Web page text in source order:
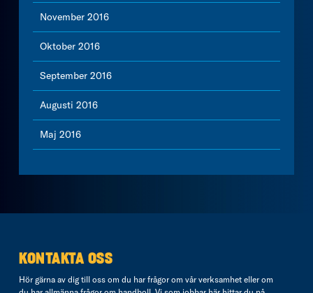
November 2016
Oktober 2016
September 2016
Augusti 2016
Maj 2016
KONTAKTA OSS
Hör gärna av dig till oss om du har frågor om vår verksamhet eller om